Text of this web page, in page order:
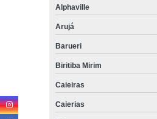
Alphaville
Arujá
Barueri
Biritiba Mirim
Caieiras
Caierias